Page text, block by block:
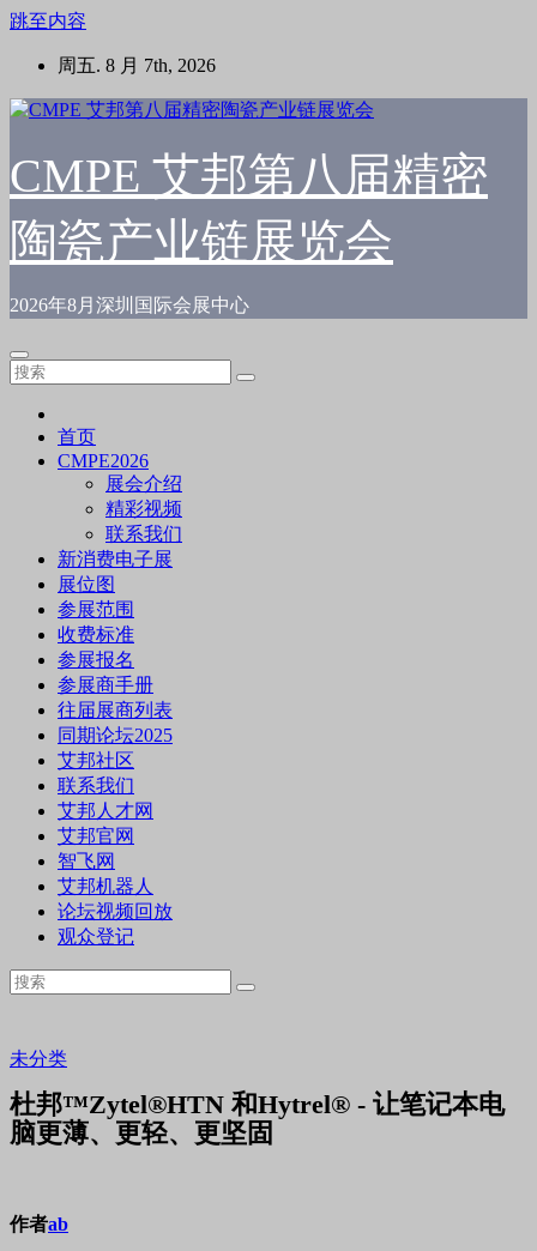
跳至内容
周五. 8 月 7th, 2026
CMPE 艾邦第八届精密
陶瓷产业链展览会
2026年8月深圳国际会展中心
首页
CMPE2026
展会介绍
精彩视频
联系我们
新消费电子展
展位图
参展范围
收费标准
参展报名
参展商手册
往届展商列表
同期论坛2025
艾邦社区
联系我们
艾邦人才网
艾邦官网
智飞网
艾邦机器人
论坛视频回放
观众登记
未分类
杜邦™Zytel®HTN 和Hytrel® - 让笔记本电
脑更薄、更轻、更坚固
作者ab